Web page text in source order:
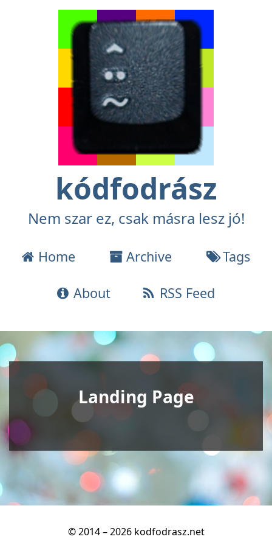
kódfodrász
Nem szar ez, csak másra lesz jó!
Home Archive Tags
About RSS Feed
Landing Page
© 2014 – 2026 kodfodrasz.net